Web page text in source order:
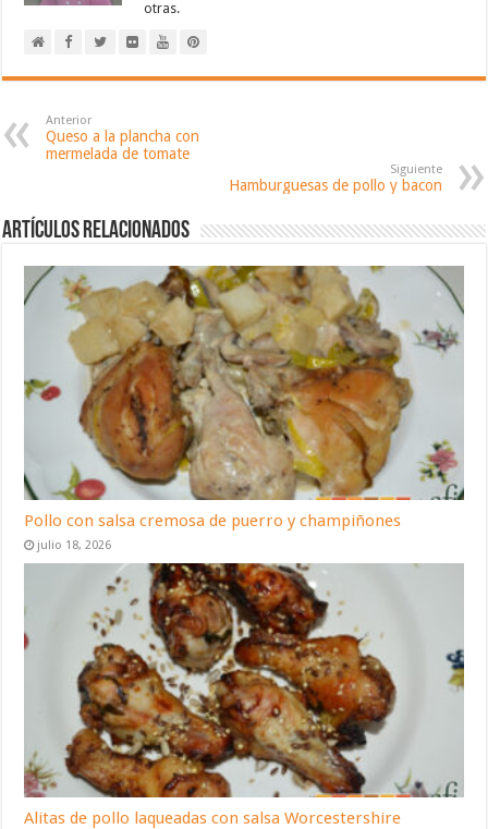
otras.
Anterior
Queso a la plancha con
mermelada de tomate
Siguiente
Hamburguesas de pollo y bacon
Artículos relacionados
Pollo con salsa cremosa de puerro y champiñones
julio 18, 2026
Alitas de pollo laqueadas con salsa Worcestershire